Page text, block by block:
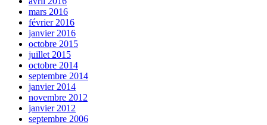
mars 2016
février 2016
janvier 2016
octobre 2015
juillet 2015
octobre 2014
septembre 2014
janvier 2014
novembre 2012
janvier 2012
septembre 2006